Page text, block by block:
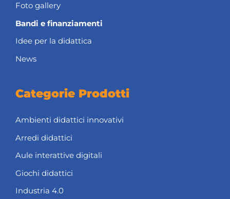
Foto gallery
Bandi e finanziamenti
Idee per la didattica
News
Categorie Prodotti
Ambienti didattici innovativi
Arredi didattici
Aule interattive digitali
Giochi didattici
Industria 4.0